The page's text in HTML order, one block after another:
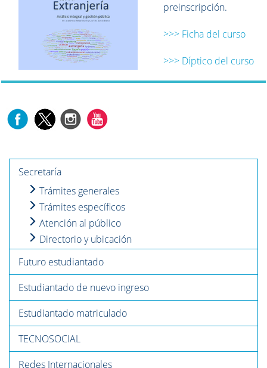
preinscripción.
>>> Ficha del curso
>>> Díptico del curso
Secretaría
Trámites generales
Trámites específicos
Atención al público
Directorio y ubicación
Futuro estudiantado
Estudiantado de nuevo ingreso
Estudiantado matriculado
TECNOSOCIAL
Redes Internacionales